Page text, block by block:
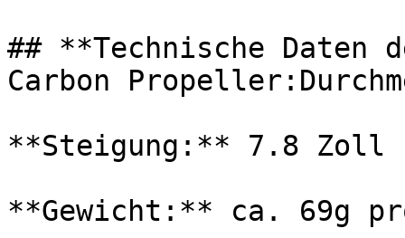
## **Technische Daten
Carbon
**Steigung:** 7.8 Zoll
**Gewicht:** ca. 69g